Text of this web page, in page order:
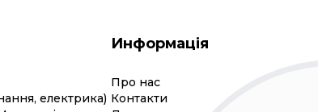
електрика)
Информація
Про нас
Контакти